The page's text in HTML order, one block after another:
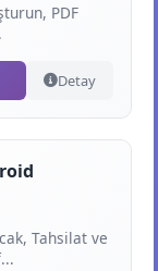
PDF
Detay
Tahsilat ve